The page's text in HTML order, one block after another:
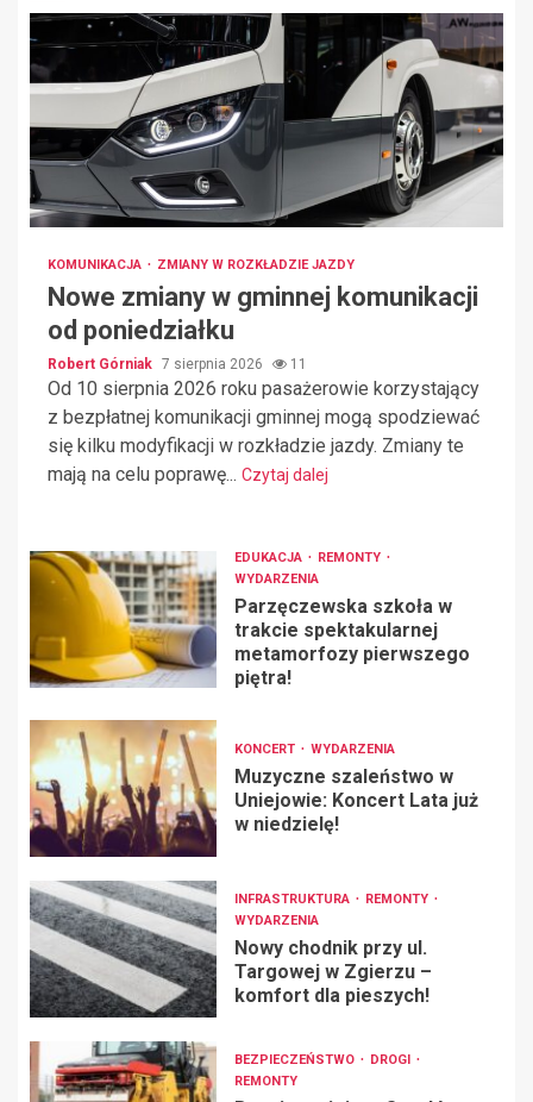
KOMUNIKACJA ZMIANY W ROZKŁADZIE JAZDY
Nowe zmiany w gminnej komunikacji
od poniedziałku
Robert Górniak 7 sierpnia 2026 11
Od 10 sierpnia 2026 roku pasażerowie korzystający
z bezpłatnej komunikacji gminnej mogą spodziewać
się kilku modyfikacji w rozkładzie jazdy. Zmiany te
mają na celu poprawę... Czytaj dalej
EDUKACJA
REMONTY
WYDARZENIA
Parzęczewska szkoła w
trakcie spektakularnej
metamorfozy pierwszego
piętra!
KONCERT WYDARZENIA
Muzyczne szaleństwo w
Uniejowie: Koncert Lata już
w niedzielę!
INFRASTRUKTURA
REMONTY
WYDARZENIA
Nowy chodnik przy ul.
Targowej w Zgierzu –
komfort dla pieszych!
BEZPIECZEŃSTWO
DROGI
REMONTY